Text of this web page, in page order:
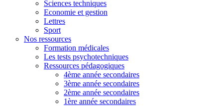
Sciences techniques
Economie et gestion
Lettres
Sport
Nos ressources
Formation médicales
Les tests psychotechniques
Ressources pédagogiques
4ème année secondaires
3ème année secondaires
2ème année secondaires
1ère année secondaires